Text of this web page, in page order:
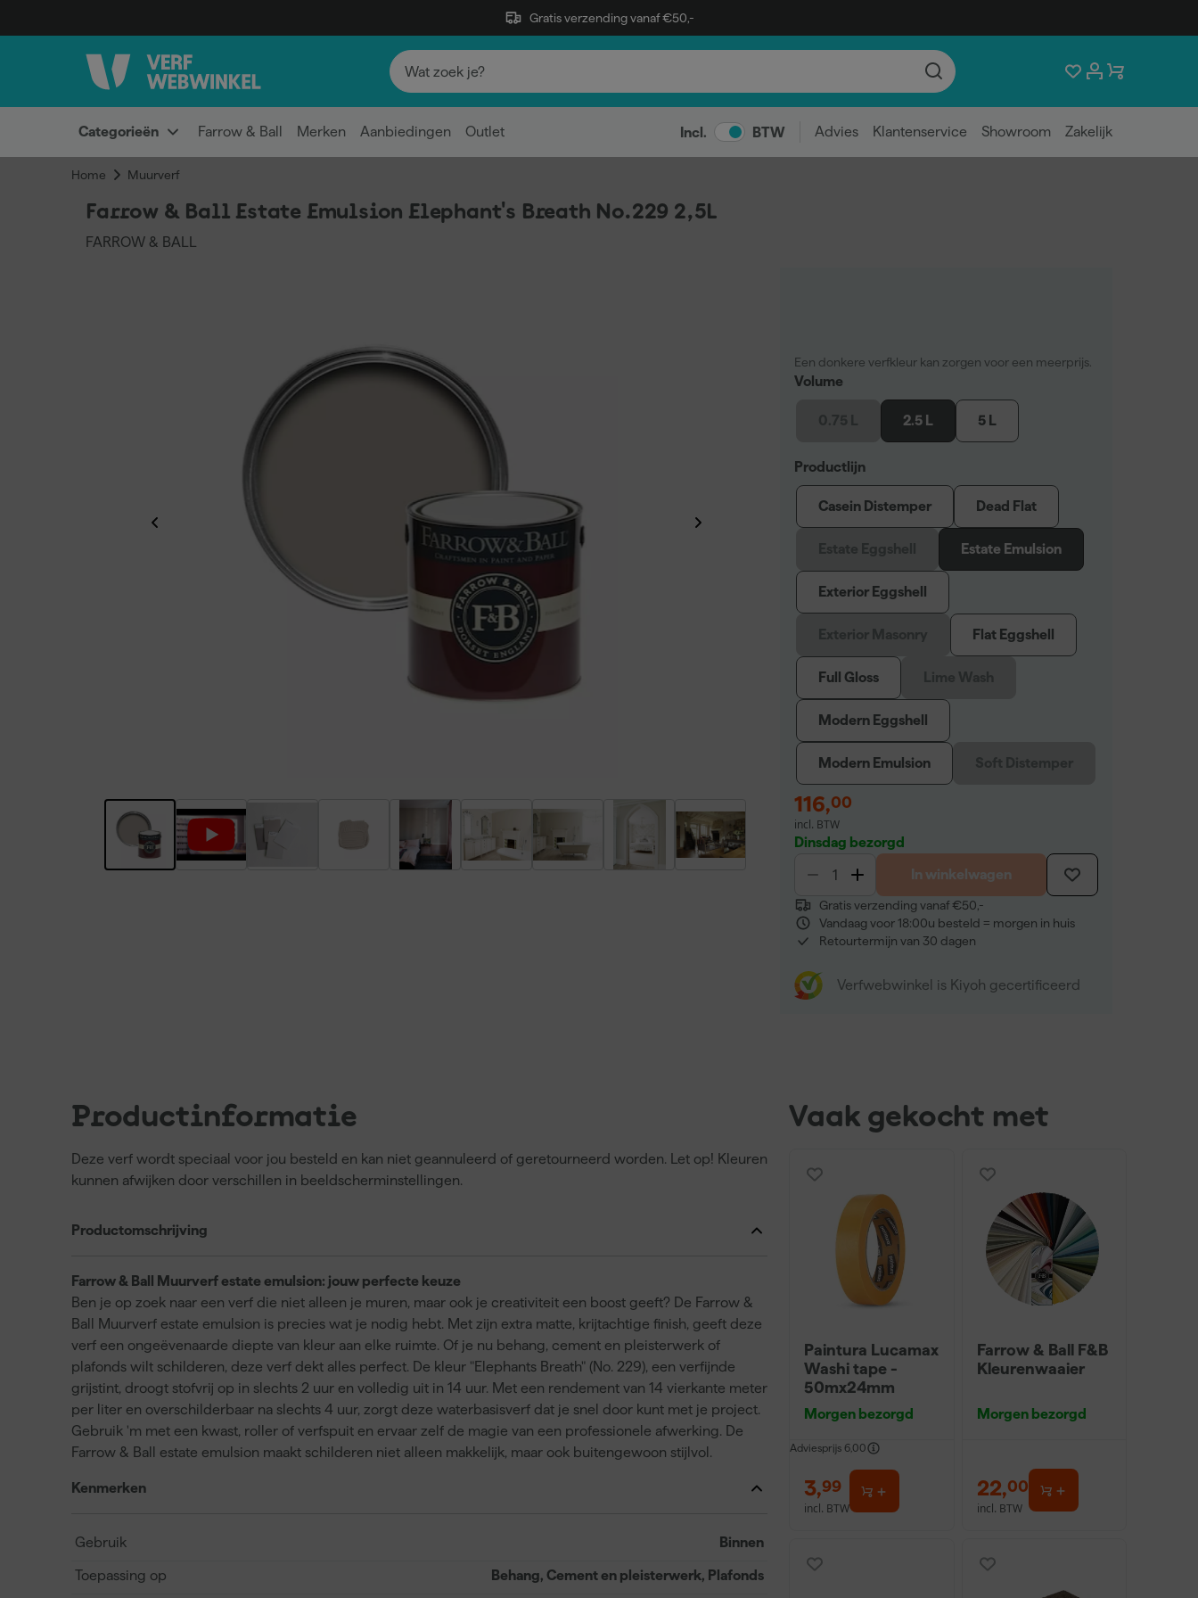
Gratis verzending vanaf €50,-
Categorieën Farrow & Ball Merken Aanbiedingen Outlet Incl. BTW Advies Klantenservice Showroom Zakelijk
Home Muurverf
Farrow & Ball Estate Emulsion Elephant's Breath No.229 2,5L
FARROW & BALL
Een donkere verfkleur kan zorgen voor een meerprijs.
Volume
2.5 L 5 L
Productlijn
Casein Distemper Dead Flat
Estate Emulsion
Exterior Eggshell
Flat Eggshell
Full Gloss
Modern Eggshell
Modern Emulsion
116,00
incl. BTW
Dinsdag bezorgd
In winkelwagen
Gratis verzending vanaf €50,-
Vandaag voor 18:00u besteld = morgen in huis
Retourtermijn van 30 dagen
Verfwebwinkel is Kiyoh gecertificeerd
Productinformatie
Deze verf wordt speciaal voor jou besteld en kan niet geannuleerd of geretourneerd worden. Let op! Kleuren
kunnen afwijken door verschillen in beeldscherminstellingen.
Productomschrijving
Farrow & Ball Muurverf estate emulsion: jouw perfecte keuze
Ben je op zoek naar een verf die niet alleen je muren, maar ook je creativiteit een boost geeft? De Farrow &
Ball Muurverf estate emulsion is precies wat je nodig hebt. Met zijn extra matte, krijtachtige finish, geeft deze
verf een ongeëvenaarde diepte van kleur aan elke ruimte. Of je nu behang, cement en pleisterwerk of
plafonds wilt schilderen, deze verf dekt alles perfect. De kleur "Elephants Breath" (No. 229), een verfijnde
grijstint, droogt stofvrij op in slechts 2 uur en volledig uit in 14 uur. Met een rendement van 14 vierkante meter
per liter en overschilderbaar na slechts 4 uur, zorgt deze waterbasisverf dat je snel door kunt met je project.
Gebruik 'm met een kwast, roller of verfspuit en ervaar zelf de magie van een professionele afwerking. De
Farrow & Ball estate emulsion maakt schilderen niet alleen makkelijk, maar ook buitengewoon stijlvol.
Kenmerken
Gebruik Binnen
Toepassing op Behang, Cement en pleisterwerk, Plafonds
Vaak gekocht met
Paintura Lucamax
Washi tape -
50mx24mm
Morgen bezorgd
Adviesprijs 6,00
3,99
incl. BTW
Farrow & Ball F&B
Kleurenwaaier
Morgen bezorgd
22,00
incl. BTW